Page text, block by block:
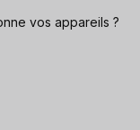
vos appareils ?